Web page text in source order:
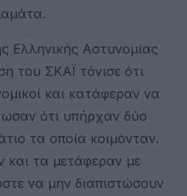
Ελληνικής Αστυνομίας
του ΣΚΑΪ τόνισε ότι
και κατάφεραν να
ότι υπήρχαν δύο
τα οποία κοιμόνταν.
και τα μετάφεραν με
να μην διαπιστώσουν